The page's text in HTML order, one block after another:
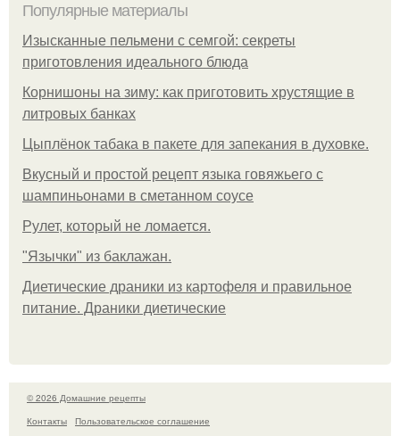
Популярные материалы
Изысканные пельмени с семгой: секреты
приготовления идеального блюда
Корнишоны на зиму: как приготовить хрустящие в
литровых банках
Цыплёнок табака в пакете для запекания в духовке.
Вкусный и простой рецепт языка говяжьего с
шампиньонами в сметанном соусе
Рулет, который не ломается.
"Язычки" из баклажан.
Диетические драники из картофеля и правильное
питание. Драники диетические
© 2026 Домашние рецепты
Контакты
Пользовательское соглашение